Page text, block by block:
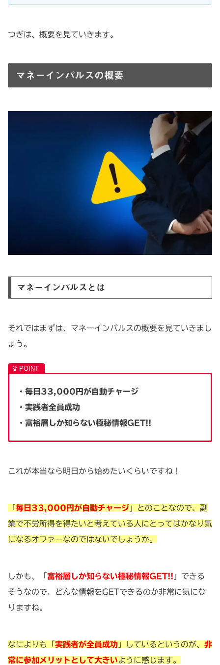
つぎは、概要を見ていきます。
マネーインパルスの概要
マネーインパルスとは
それではまずは、マネーインパルスの概要を見ていきまし
ょう。
・毎日33,000円が自動チャージ
・実践者全員成功
・富裕層しか知らない極秘情報GET!!
これが本当なら明日から始めたいくらいですね！
毎日33,000円が自動チャージ 」とのことなので、副
業で不労所得を得たいと考えている人にとってはかなり気
になるオファーなのではないでしょうか。
しかも、「 富裕層しか知らない極秘情報GET!! 」できる
そうなので、どんな情報をGETできるのか非常に気にな
りますね。
なによりも「 実践者が全員成功 」しているというのが、 非
常に参加メリットとして大きいように感じます。